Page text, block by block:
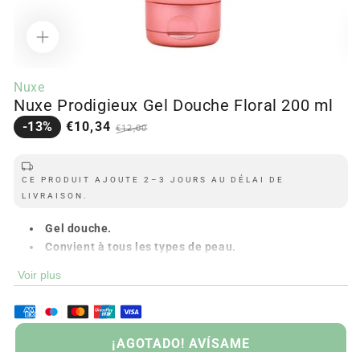
le
média
1
dans
la
modale
Nuxe
Nuxe Prodigieux Gel Douche Floral 200 ml
-13%
Prix
€10,34 Prix
€12,00
CE PRODUIT AJOUTE 2–3 JOURS AU DÉLAI DE
LIVRAISON.
Gel douche.
Convient à tous les types de peau.
Formulé avec des ingrédients naturels.
Hydrate et adoucit la peau.
La sécheresse arrive.
Avec 96% d'ingrédients d'origine naturelle.
Voir plus
¡AGOTADO! AVÍSAME